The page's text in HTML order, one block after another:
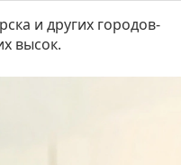
и других городов-
высок.